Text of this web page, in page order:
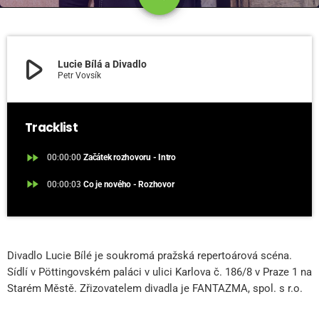
play_arrow Lucie Bílá a Divadlo
Petr Vovsík
Tracklist
fast_forward 00:00:00 Začátek rozhovoru - Intro
fast_forward 00:00:03 Co je nového - Rozhovor
Divadlo Lucie Bílé je soukromá pražská repertoárová scéna.
Sídlí v Pöttingovském paláci v ulici Karlova č. 186/8 v Praze 1 na
Starém Městě. Zřizovatelem divadla je FANTAZMA, spol. s r.o.